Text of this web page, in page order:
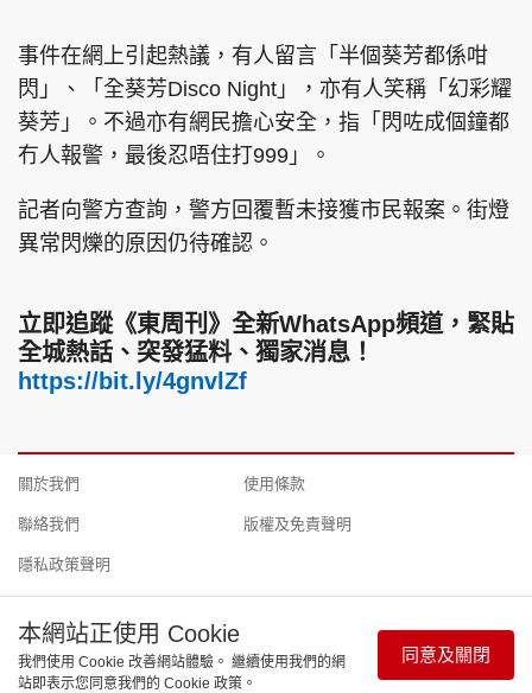
事件在網上引起熱議，有人留言「半個葵芳都係咁
閃」、「全葵芳Disco Night」，亦有人笑稱「幻彩耀
葵芳」。不過亦有網民擔心安全，指「閃咗成個鐘都
冇人報警，最後忍唔住打999」。
記者向警方查詢，警方回覆暫未接獲市民報案。街燈
異常閃爍的原因仍待確認。
立即追蹤《東周刊》全新WhatsApp頻道，緊貼
全城熱話、突發猛料、獨家消息！
https://bit.ly/4gnvlZf
關於我們
聯絡我們
隱私政策聲明
使用條款
版權及免責聲明
Copyright © 東周網 版權所有 . 不得轉載 ©Eastweek.com.hk. All
本網站正使用 Cookie
我們使用 Cookie 改善網站體驗。 繼續使用我們的網
站即表示您同意我們的 Cookie 政策。
同意及關閉